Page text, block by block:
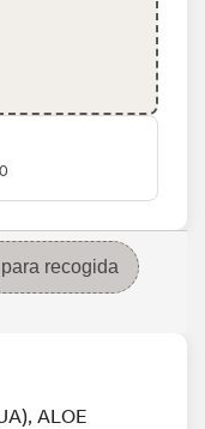
recogida
ALOE